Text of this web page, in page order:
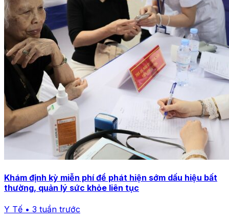
Khám định kỳ miễn phí để phát hiện sớm dấu hiệu bất
thường, quản lý sức khỏe liên tục
Y Tế • 3 tuần trước